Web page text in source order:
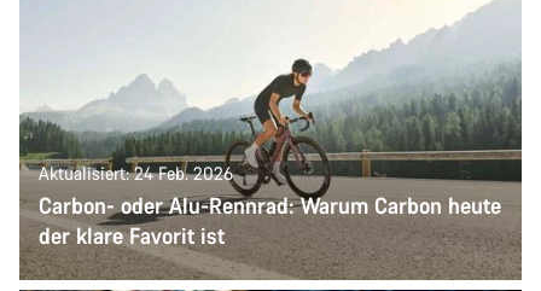
Aktualisiert: 24 Feb. 2026
Carbon- oder Alu-Rennrad: Warum Carbon heute
der klare Favorit ist